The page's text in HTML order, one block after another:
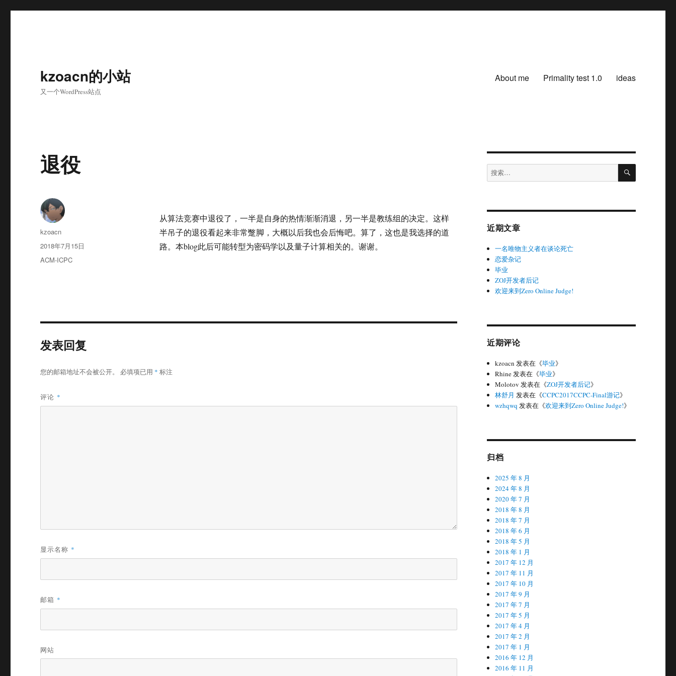
kzoacn的小站
又一个WordPress站点
About me Primality test 1.0 ideas
退役
从算法竞赛中退役了，一半是自身的热情渐渐消退，另一半是教练组的决定。这样
半吊子的退役看起来非常蹩脚，大概以后我也会后悔吧。算了，这也是我选择的道
路。本blog此后可能转型为密码学以及量子计算相关的。谢谢。
作
者
kzoacn
发
布
2018年7月15日
分
ACM-ICPC
发表回复
您的邮箱地址不会被公开。 必填项已用 * 标注
评论 *
显示名称 *
邮箱 *
网站
搜
索：
搜
近期文章
一名唯物主义者在谈论死亡
恋爱杂记
毕业
ZOJ开发者后记
欢迎来到Zero Online Judge!
近期评论
kzoacn 发表在《毕业》
Rhine发表在《毕业》
Molotov 发表在《ZOJ开发者后记》
林舒月 发表在《CCPC2017CCPC-Final游记》
wzhqwq 发表在《欢迎来到Zero Online Judge!》
归档
2025 年 8 月
2024 年 8 月
2020 年 7 月
2018 年 8 月
2018 年 7 月
2018 年 6 月
2018 年 5 月
2018 年 1 月
2017 年 12 月
2017 年 11 月
2017 年 10 月
2017 年 9 月
2017 年 7 月
2017 年 5 月
2017 年 4 月
2017 年 2 月
2017 年 1 月
2016 年 12 月
2016 年 11 月